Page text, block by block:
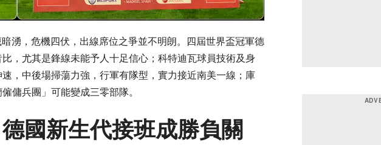
湧，危機四伏，出線席位之爭並不明朗。四屆世界盃冠軍德
，尤其是鋒線未能予人十足信心；科特迪瓦球員技術及身
，中後場掃蕩力強，行軍有隊型，實力接近南美一線；庫
傭兵團」可能變成三零部隊。
國新生代接班成勝負關